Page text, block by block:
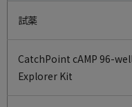
試薬
CatchPoint cAMP 96-
Explorer Kit